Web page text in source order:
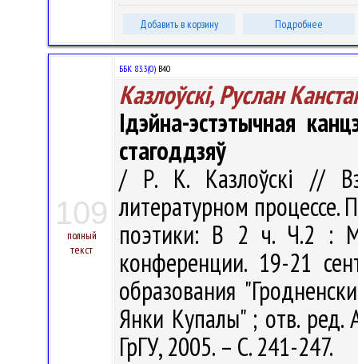
Добавить в корзину Подробнее
109
полный
текст
ББК 83.3(0) В40
Казлоўскі, Руслан
Ідэйна-эстэтычная
стагоддзяў
/ Р. К. Казлоўскі //
литературном процессе.
поэтики: В 2 ч. Ч.2 :
конференции. 19-21
образования
Янки Купалы" ; отв. ред.
ГрГУ, 2005. – С. 241-247.